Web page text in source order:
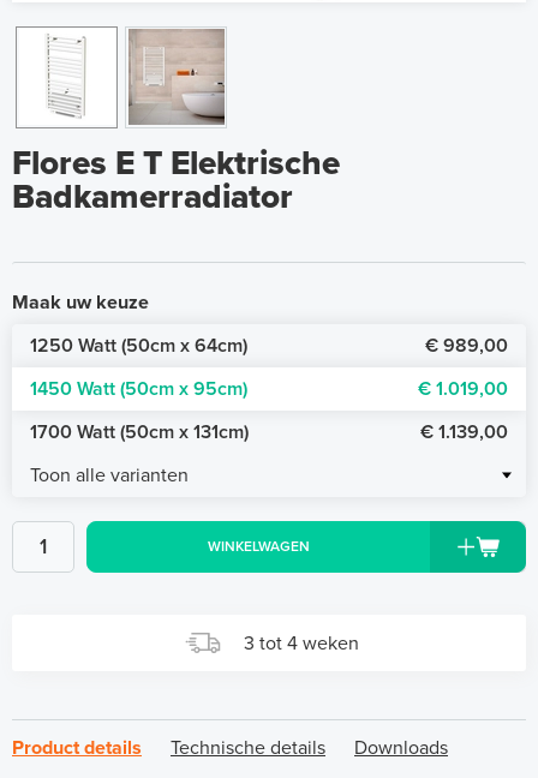
Flores E T Elektrische
Badkamerradiator
Maak uw keuze
1250 Watt (50cm x 64cm)
€ 989,00
1450 Watt (50cm x 95cm)
€ 1.019,00
1700 Watt (50cm x 131cm)
€ 1.139,00
Toon alle varianten
WINKELWAGEN
3 tot 4 weken
Product details Technische details
Downloads